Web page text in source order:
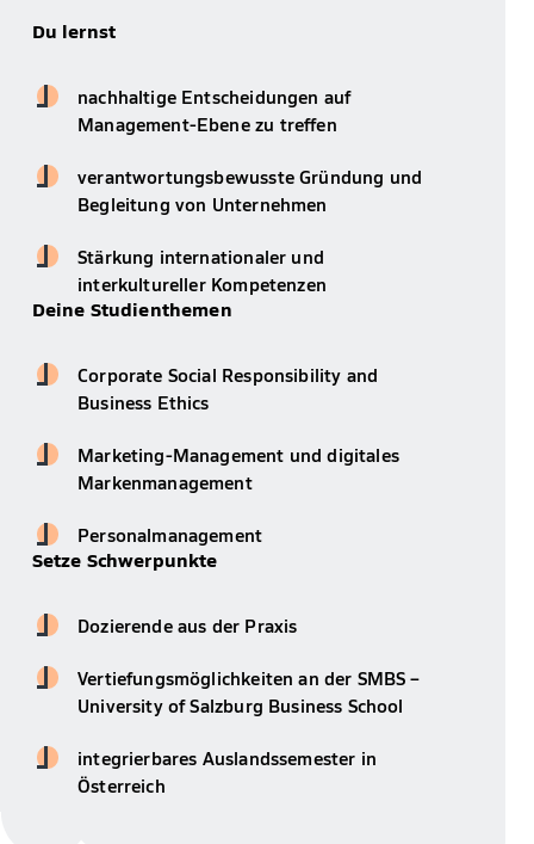
Du lernst
nachhaltige Entscheidungen auf
Management-Ebene zu treffen
verantwortungsbewusste Gründung und
Begleitung von Unternehmen
Stärkung internationaler und
interkultureller Kompetenzen
Deine Studienthemen
Corporate Social Responsibility and
Business Ethics
Marketing-Management und digitales
Markenmanagement
Personalmanagement
Setze Schwerpunkte
Dozierende aus der Praxis
Vertiefungsmöglichkeiten an der SMBS –
University of Salzburg Business School
integrierbares Auslandssemester in
Österreich